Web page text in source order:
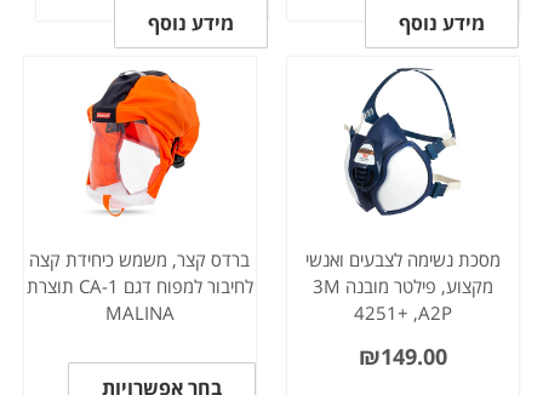
מידע נוסף מידע נוסף
מסכת נשימה לצבעים ואנשי
מקצוע, פילטר מובנה 3M
4251+ ,A2P
₪149.00
ברדס קצר, משמש כיחידת קצה
לחיבור למפוח דגם CA-1 תוצרת
MALINA
בחר אפשרויות